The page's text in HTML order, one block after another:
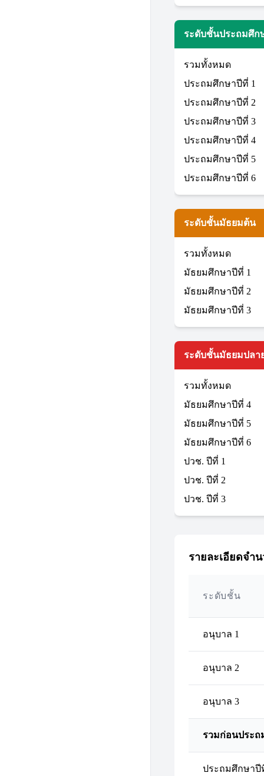
ระดับชั้นประถมศึก
รวมทั้งหมด
ประถมศึกษาปีที่ 1
ประถมศึกษาปีที่ 2
ประถมศึกษาปีที่ 3
ประถมศึกษาปีที่ 4
ประถมศึกษาปีที่ 5
ประถมศึกษาปีที่ 6
ระดับชั้นมัธยมต้น
รวมทั้งหมด
มัธยมศึกษาปีที่ 1
มัธยมศึกษาปีที่ 2
มัธยมศึกษาปีที่ 3
ระดับชั้นมัธยมปลา
รวมทั้งหมด
มัธยมศึกษาปีที่ 4
มัธยมศึกษาปีที่ 5
มัธยมศึกษาปีที่ 6
ปวช. ปีที่ 1
ปวช. ปีที่ 2
ปวช. ปีที่ 3
รายละเอียดจำ
ระดับชั้น
อนุบาล 1
อนุบาล 2
อนุบาล 3
รวมก่อนประถ
ประถมศึกษาปี